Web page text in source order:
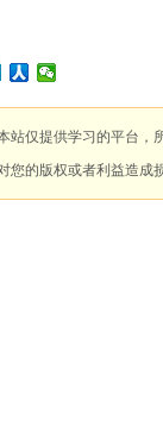
站仅提供学习的平台，
您的版权或者利益造成